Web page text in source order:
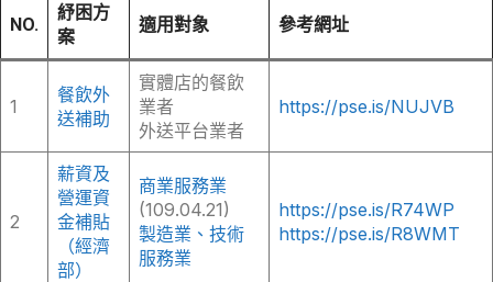
NO.
紓困方
案
適用對象 參考網址
1
餐飲外
送補助
實體店的餐飲
業者
外送平台業者
https://pse.is/NUJVB
2
薪資及
營運資
金補貼
（經濟
部）
商業服務業
(109.04.21)
製造業、技術
服務業
https://pse.is/R74WP
https://pse.is/R8WMT